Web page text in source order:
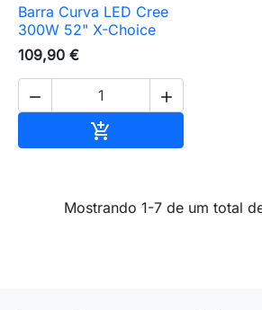
Barra Curva LED Cree
300W 52" X-Choice
109,90 €
 

Mostrando 1-7 de um total